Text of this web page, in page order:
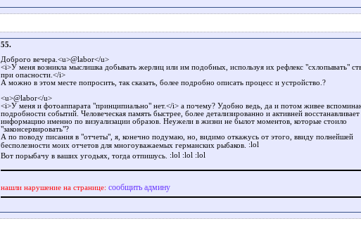
55.
Доброго вечера.<u>@labor</u>
<i>У меня возникла мыслишка добывать жерлиц или им подобных, используя их рефлекс "схлопывать"
при опасности.</i>
А можно в этом месте попросить, так сказать, более подробно описать процесс и устройство.?
<u>@labor</u>
<i>У меня и фотоаппарата "принципиально" нет.</i> а почему? Удобно ведь, да и потом живее
подробности событий. Человеческая память быстрее, более детализированно и активней восстанавливает
информацию именно по визуализации образов. Неужели в жизни не былот моментов, которые стоило
"законсервировать"?
А по поводу писания в "отчеты", я, конечно подумаю, но, видимо откажусь от этого, ввиду полнейшей
бесполезности моих отчетов для многоуважаемых германских рыбаков.
Вот порыбачу в ваших угодьях, тогда отпишусь.
нашли нарушение на странице: сообщить админу